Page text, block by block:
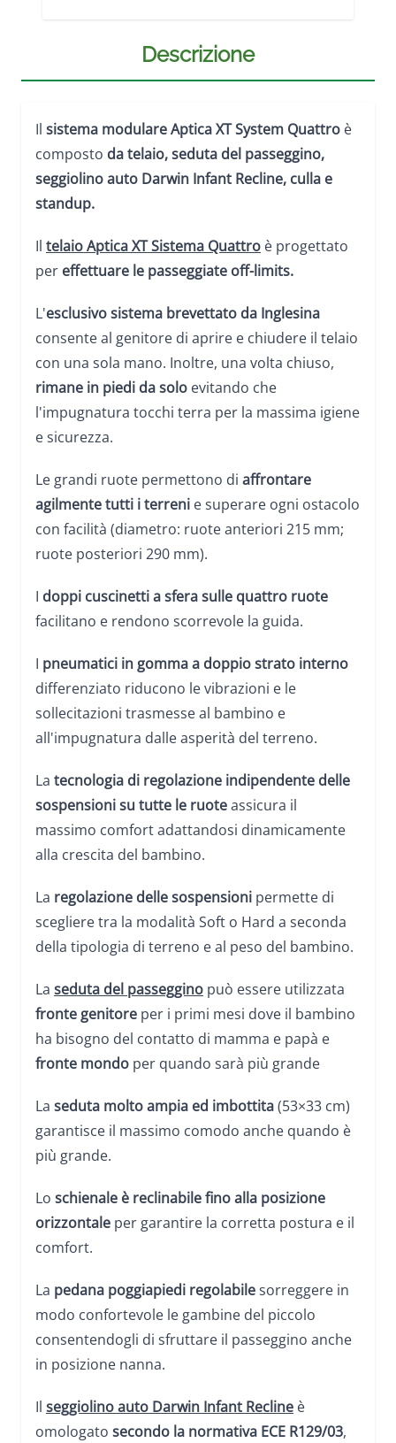
Descrizione
Il sistema modulare Aptica XT System Quattro è
composto da telaio, seduta del passeggino,
seggiolino auto Darwin Infant Recline, culla e
standup.
Il telaio Aptica XT Sistema Quattro è progettato
per effettuare le passeggiate off-limits.
L'esclusivo sistema brevettato da Inglesina
consente al genitore di aprire e chiudere il telaio
con una sola mano. Inoltre, una volta chiuso,
rimane in piedi da solo evitando che
l'impugnatura tocchi terra per la massima igiene
e sicurezza.
Le grandi ruote permettono di affrontare
agilmente tutti i terreni e superare ogni ostacolo
con facilità (diametro: ruote anteriori 215 mm;
ruote posteriori 290 mm).
I doppi cuscinetti a sfera sulle quattro ruote
facilitano e rendono scorrevole la guida.
I pneumatici in gomma a doppio strato interno
differenziato riducono le vibrazioni e le
sollecitazioni trasmesse al bambino e
all'impugnatura dalle asperità del terreno.
La tecnologia di regolazione indipendente delle
sospensioni su tutte le ruoteassicura il
massimo comfort adattandosi dinamicamente
alla crescita del bambino.
La regolazione delle sospensioni permette di
scegliere tra la modalità Soft o Hard a seconda
della tipologia di terreno e al peso del bambino.
La seduta del passeggino può essere utilizzata
fronte genitore per i primi mesi dove il bambino
ha bisogno del contatto di mamma e papà e
fronte mondo per quando sarà più grande
La seduta molto ampia ed imbottita(53×33 cm)
garantisce il massimo comodo anche quando è
più grande.
Lo schienale è reclinabile fino alla posizione
orizzontale per garantire la corretta postura e il
comfort.
La pedana poggiapiedi regolabilesorreggere in
modo confortevole le gambine del piccolo
consentendogli di sfruttare il passeggino anche
in posizione nanna.
Il seggiolino auto Darwin Infant Recline è
omologato secondo la normativa ECE R129/03,